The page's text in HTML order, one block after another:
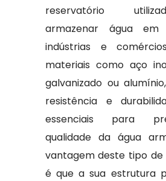
reservatório
armazenar água em
indústrias e
materiais como aço
galvanizado ou
resistência e
essenciais para
qualidade da água
vantagem deste tipo
é que a sua estrutura